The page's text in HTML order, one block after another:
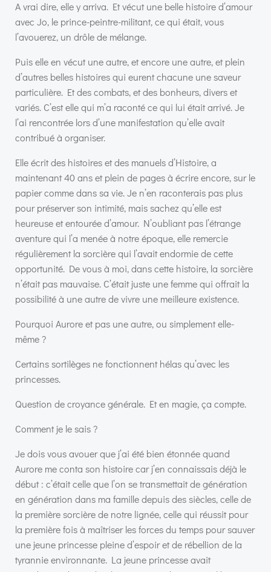
A vrai dire, elle y arriva. Et vécut une belle histoire d’amour
avec Jo, le prince-peintre-militant, ce qui était, vous
l’avouerez, un drôle de mélange.
Puis elle en vécut une autre, et encore une autre, et plein
d’autres belles histoires qui eurent chacune une saveur
particulière. Et des combats, et des bonheurs, divers et
variés. C’est elle qui m’a raconté ce qui lui était arrivé. Je
l’ai rencontrée lors d’une manifestation qu’elle avait
contribué à organiser.
Elle écrit des histoires et des manuels d’Histoire, a
maintenant 40 ans et plein de pages à écrire encore, sur le
papier comme dans sa vie. Je n’en raconterais pas plus
pour préserver son intimité, mais sachez qu’elle est
heureuse et entourée d’amour. N’oubliant pas l’étrange
aventure qui l’a menée à notre époque, elle remercie
régulièrement la sorcière qui l’avait endormie de cette
opportunité. De vous à moi, dans cette histoire, la sorcière
n’était pas mauvaise. C’était juste une femme qui offrait la
possibilité à une autre de vivre une meilleure existence.
Pourquoi Aurore et pas une autre, ou simplement elle-
même ?
Certains sortilèges ne fonctionnent hélas qu’avec les
princesses.
Question de croyance générale. Et en magie, ça compte.
Comment je le sais ?
Je dois vous avouer que j’ai été bien étonnée quand
Aurore me conta son histoire car j’en connaissais déjà le
début : c’était celle que l’on se transmettait de génération
en génération dans ma famille depuis des siècles, celle de
la première sorcière de notre lignée, celle qui réussit pour
la première fois à maîtriser les forces du temps pour sauver
une jeune princesse pleine d’espoir et de rébellion de la
tyrannie environnante. La jeune princesse avait